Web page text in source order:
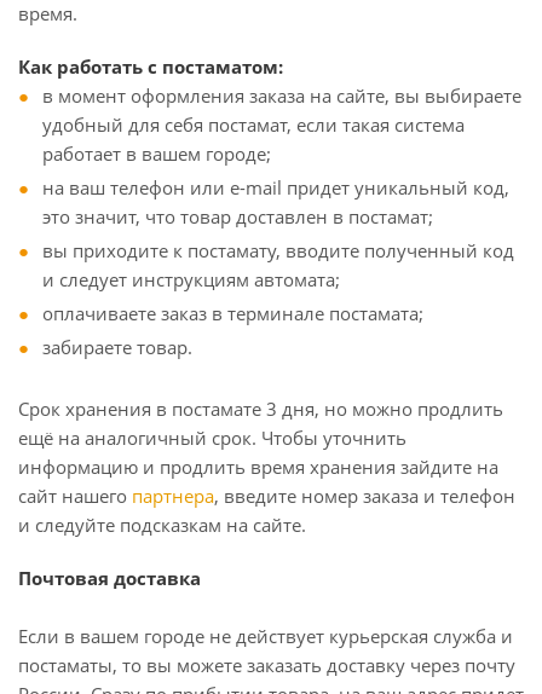
время.
Как работать с постаматом:
в момент оформления заказа на сайте, вы выбираете
удобный для себя постамат, если такая система
работает в вашем городе;
на ваш телефон или e-mail придет уникальный код,
это значит, что товар доставлен в постамат;
вы приходите к постамату, вводите полученный код
и следует инструкциям автомата;
оплачиваете заказ в терминале постамата;
забираете товар.
Срок хранения в постамате 3 дня, но можно продлить
ещё на аналогичный срок. Чтобы уточнить
информацию и продлить время хранения зайдите на
сайт нашего партнера, введите номер заказа и телефон
и следуйте подсказкам на сайте.
Почтовая доставка
Если в вашем городе не действует курьерская служба и
постаматы, то вы можете заказать доставку через почту